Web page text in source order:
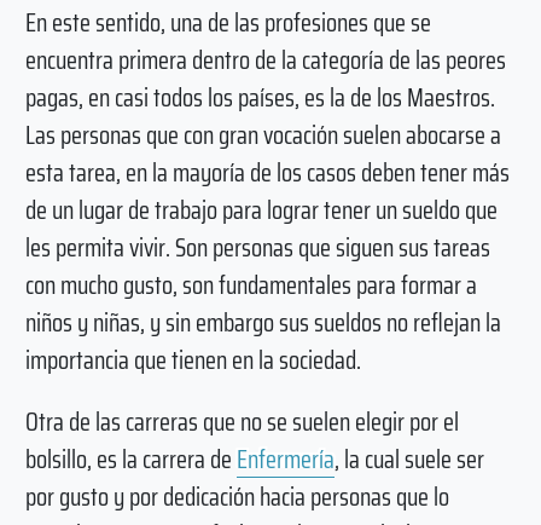
En este sentido, una de las profesiones que se
encuentra primera dentro de la categoría de las peores
pagas, en casi todos los países, es la de los Maestros.
Las personas que con gran vocación suelen abocarse a
esta tarea, en la mayoría de los casos deben tener más
de un lugar de trabajo para lograr tener un sueldo que
les permita vivir. Son personas que siguen sus tareas
con mucho gusto, son fundamentales para formar a
niños y niñas, y sin embargo sus sueldos no reflejan la
importancia que tienen en la sociedad.
Otra de las carreras que no se suelen elegir por el
bolsillo, es la carrera deEnfermería, la cual suele ser
por gusto y por dedicación hacia personas que lo